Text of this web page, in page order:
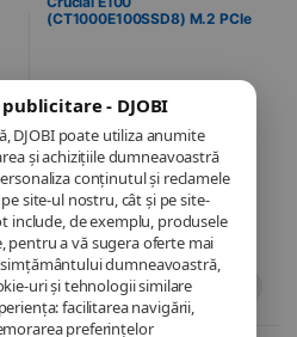
- DJOBI
DJOBI poate utiliza anumite
și achizițiile dumneavoastră
conținutul și reclamele
site-ul nostru, cât și pe site-
include, de exemplu, produsele
pentru a vă sugera oferte mai
dumneavoastră,
uri și tehnologii similare
facilitarea navigării,
preferințelor
(CT1000E100SSD8) M.2 PCIe
125,75€